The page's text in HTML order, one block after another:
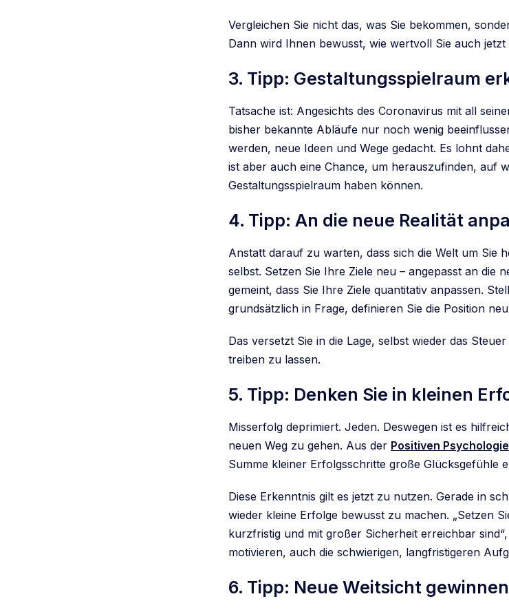
Vergleichen Sie nicht das, was Sie bekommen,
Dann wird Ihnen bewusst, wie wertvoll Sie auch jetzt
3. Tipp: Gestaltungsspielraum
Tatsache ist: Angesichts des Coronavirus mit all
bisher bekannte Abläufe nur noch wenig
werden, neue Ideen und Wege gedacht. Es lohnt
ist aber auch eine Chance, um herauszufinden, auf
Gestaltungsspielraum haben können.
4. Tipp: An die neue Realität
Anstatt darauf zu warten, dass sich die Welt um Sie
selbst. Setzen Sie Ihre Ziele neu – angepasst an die
gemeint, dass Sie Ihre Ziele quantitativ anpassen.
grundsätzlich in Frage, definieren Sie die Position
Das versetzt Sie in die Lage, selbst wieder das
treiben zu lassen.
5. Tipp: Denken Sie in kleinen
Misserfolg deprimiert. Jeden. Deswegen ist es
neuen Weg zu gehen. Aus der Positiven Psychologie
Summe kleiner Erfolgsschritte große Glücksgefühle
Diese Erkenntnis gilt es jetzt zu nutzen. Gerade in
wieder kleine Erfolge bewusst zu machen. „Setzen
kurzfristig und mit großer Sicherheit erreichbar
motivieren, auch die schwierigen, langfristigeren
6. Tipp: Neue Weitsicht gewinnen